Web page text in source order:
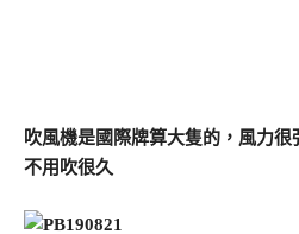
吹風機是國際牌算大隻的，風力
不用吹很久